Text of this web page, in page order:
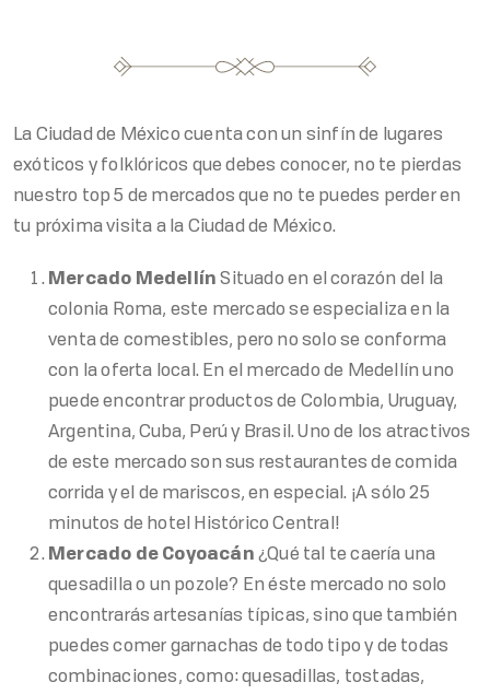
La Ciudad de México cuenta con un sinfín de lugares
exóticos y folklóricos que debes conocer, no te pierdas
nuestro top 5 de mercados que no te puedes perder en
tu próxima visita a la Ciudad de México.
Mercado Medellín Situado en el corazón del la
colonia Roma, este mercado se especializa en la
venta de comestibles, pero no solo se conforma
con la oferta local. En el mercado de Medellín uno
puede encontrar productos de Colombia, Uruguay,
Argentina, Cuba, Perú y Brasil. Uno de los atractivos
de este mercado son sus restaurantes de comida
corrida y el de mariscos, en especial. ¡A sólo 25
minutos de hotel Histórico Central!
Mercado de Coyoacán ¿Qué tal te caería una
quesadilla o un pozole? En éste mercado no solo
encontrarás artesanías típicas, sino que también
puedes comer garnachas de todo tipo y de todas
combinaciones, como: quesadillas, tostadas,